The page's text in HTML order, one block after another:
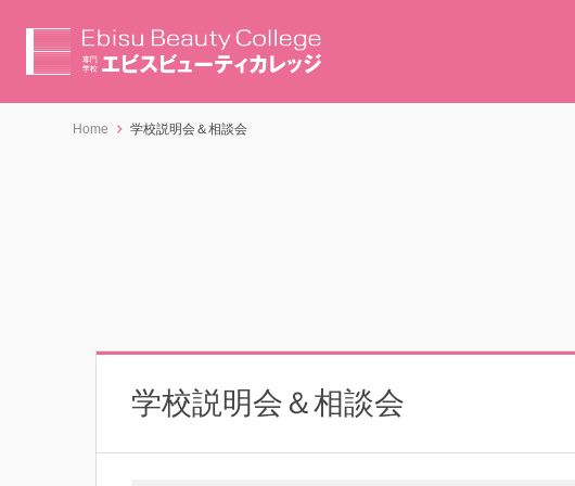
Home 学校説明会＆相談会
学校説明会＆相談会